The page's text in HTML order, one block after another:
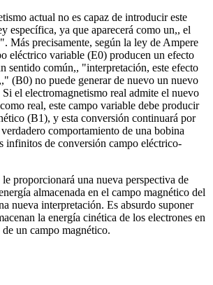
actual no es capaz de introducir este
específica, ya que aparecerá como un,, el
Más precisamente, según la ley de Ampere
eléctrico variable (E0) producen un efecto
sentido común,, "interpretación, este efecto
(B0) no puede generar de nuevo un nuevo
el electromagnetismo real admite el nuevo
real, este campo variable debe producir
(B1), y esta conversión continuará por
comportamiento de una bobina
infinitos de conversión campo eléctrico-
una nueva perspectiva de
almacenada en el campo magnético del
nueva interpretación. Es absurdo suponer
la energía cinética de los electrones en
un campo magnético.